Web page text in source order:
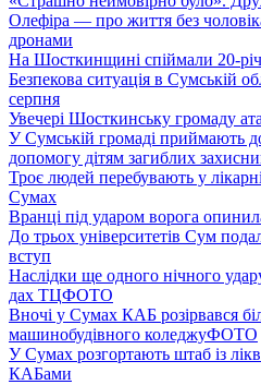
Олефіра — про життя без
дронами
На Шосткинщині спіймали 20-
Безпекова ситуація в Сумській
серпня
Увечері Шосткинську громаду
У Сумській громаді приймають
допомогу дітям загиблих
Троє людей перебувають у
Сумах
Вранці під ударом ворога
До трьох університетів Сум
вступ
Наслідки ще одного нічного
дах ТЦФОТО
Вночі у Сумах КАБ розірвався
машинобудівного коледжуФОТО
У Сумах розгортають штаб із
КАБами